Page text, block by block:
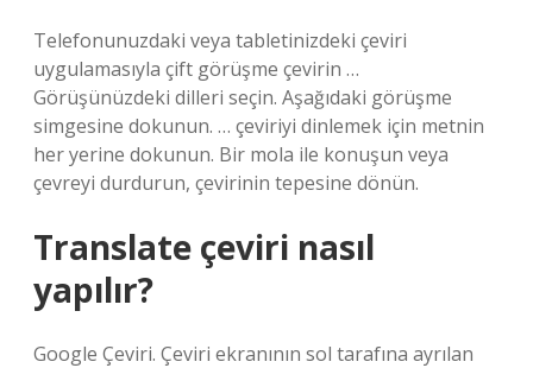
Telefonunuzdaki veya tabletinizdeki çeviri
uygulamasıyla çift görüşme çevirin …
Görüşünüzdeki dilleri seçin. Aşağıdaki görüşme
simgesine dokunun. … çeviriyi dinlemek için metnin
her yerine dokunun. Bir mola ile konuşun veya
çevreyi durdurun, çevirinin tepesine dönün.
Translate çeviri nasıl
yapılır?
Google Çeviri. Çeviri ekranının sol tarafına ayrılan